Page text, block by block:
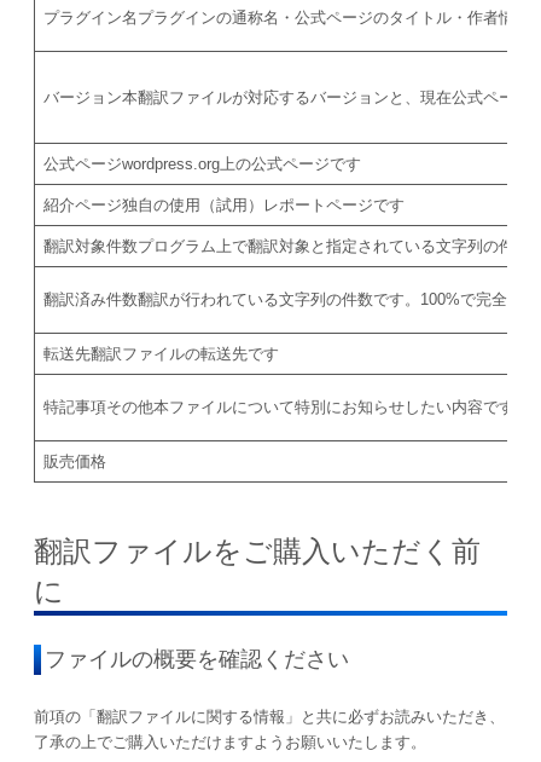
プラグイン名 プラグインの通称名・公式ページのタイトル・作者情
バージョン本翻訳ファイルが対応するバージョンと、現在公式ページ
公式ページwordpress.org上の公式ページです
紹介ページ独自の使用（試用）レポートページです
翻訳対象件数プログラム上で翻訳対象と指定されている文字列の件数
翻訳済み件数翻訳が行われている文字列の件数です。100%で完全翻
転送先翻訳ファイルの転送先です
特記事項その他本ファイルについて特別にお知らせしたい内容です
販売価格
翻訳ファイルをご購入いただく前
に
ファイルの概要を確認ください
前項の「翻訳ファイルに関する情報」と共に必ずお読みいただき、
了承の上でご購入いただけますようお願いいたします。